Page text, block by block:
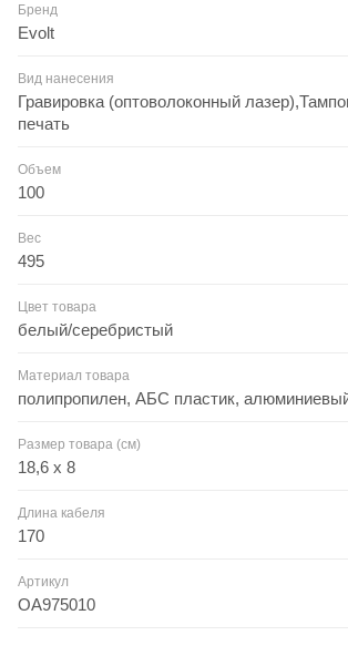
Бренд
Evolt
Вид нанесения
Гравировка (оптоволоконный
печать
Объем
100
Вес
495
Цвет товара
белый/серебристый
Материал товара
полипропилен, АБС пластик,
Размер товара (см)
18,6 х 8
Длина кабеля
170
Артикул
OA975010